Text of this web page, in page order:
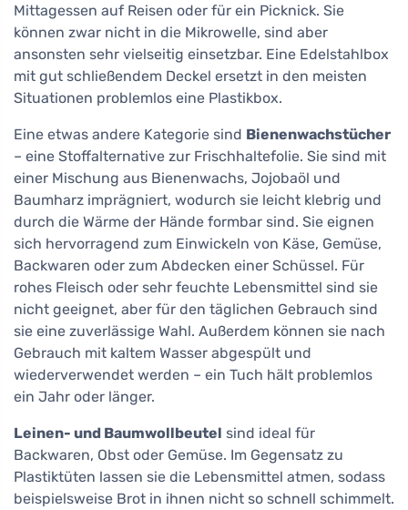
Mittagessen auf Reisen oder für ein Picknick. Sie
können zwar nicht in die Mikrowelle, sind aber
ansonsten sehr vielseitig einsetzbar. Eine Edelstahlbox
mit gut schließendem Deckel ersetzt in den meisten
Situationen problemlos eine Plastikbox.
Eine etwas andere Kategorie sind Bienenwachstücher
– eine Stoffalternative zur Frischhaltefolie. Sie sind mit
einer Mischung aus Bienenwachs, Jojobaöl und
Baumharz imprägniert, wodurch sie leicht klebrig und
durch die Wärme der Hände formbar sind. Sie eignen
sich hervorragend zum Einwickeln von Käse, Gemüse,
Backwaren oder zum Abdecken einer Schüssel. Für
rohes Fleisch oder sehr feuchte Lebensmittel sind sie
nicht geeignet, aber für den täglichen Gebrauch sind
sie eine zuverlässige Wahl. Außerdem können sie nach
Gebrauch mit kaltem Wasser abgespült und
wiederverwendet werden – ein Tuch hält problemlos
ein Jahr oder länger.
Leinen- und Baumwollbeutel sind ideal für
Backwaren, Obst oder Gemüse. Im Gegensatz zu
Plastiktüten lassen sie die Lebensmittel atmen, sodass
beispielsweise Brot in ihnen nicht so schnell schimmelt.